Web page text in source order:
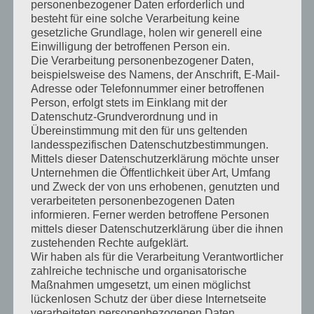
Informationen über Reaktions-, Brems- und Anhalteweg
erhalten. Dabei wurde Paul Hotz von Kolleginnen und Kollegen
aus Heidelberg und Wiesloch unterstützt. Mitarbeiter der
Polizeireviers Sinsheim organisierten die Codierung der
Fahrräder. Ein Kettcar-Rennen auf dem Kurs der Verkehrsschule
wurde für die Kinder am Ende zum krönenden Abschluss und
bereitete viel Spaß.
Am 27.08. wird auf der Anlage in Sinsheim ein Radfahr-
Geschicklichkeitsturnier unter dem Motto “Wer ist Meister auf
zwei Rädern“ durch die Polizei und die Verkehrswacht
angeboten, das auch am 11.08. in Angelbachtal, am 25.08 in
Epfenbach, am 02.09. in Spechbach und am 04.09. in Helmstadt
gestartet wird.
personenbezogener Daten erforderlich und
besteht für eine solche Verarbeitung keine
gesetzliche Grundlage, holen wir generell eine
Einwilligung der betroffenen Person ein.
Die Verarbeitung personenbezogener Daten,
beispielsweise des Namens, der Anschrift, E-Mail-
Adresse oder Telefonnummer einer betroffenen
Person, erfolgt stets im Einklang mit der
Datenschutz-Grundverordnung und in
Übereinstimmung mit den für uns geltenden
landesspezifischen Datenschutzbestimmungen.
Mittels dieser Datenschutzerklärung möchte unser
Unternehmen die Öffentlichkeit über Art, Umfang
und Zweck der von uns erhobenen, genutzten und
verarbeiteten personenbezogenen Daten
informieren. Ferner werden betroffene Personen
mittels dieser Datenschutzerklärung über die ihnen
zustehenden Rechte aufgeklärt.
Wir haben als für die Verarbeitung Verantwortlicher
zahlreiche technische und organisatorische
Maßnahmen umgesetzt, um einen möglichst
lückenlosen Schutz der über diese Internetseite